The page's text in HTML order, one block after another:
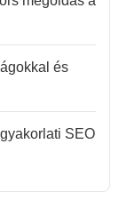
és
SEO